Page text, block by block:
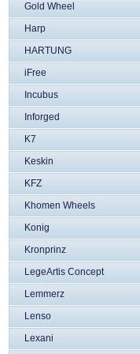
Gold Wheel
Harp
HARTUNG
iFree
Incubus
Inforged
K7
Keskin
KFZ
Khomen Wheels
Konig
Kronprinz
LegeArtis Concept
Lemmerz
Lenso
Lexani